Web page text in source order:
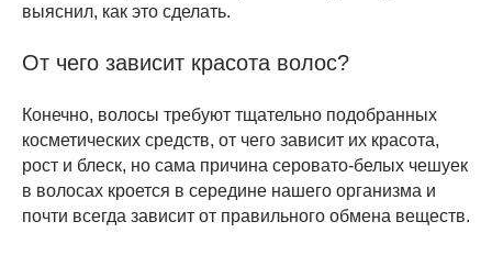
выяснил, как это сделать.
От чего зависит красота волос?
Конечно, волосы требуют тщательно подобранных
косметических средств, от чего зависит их красота,
рост и блеск, но сама причина серовато-белых чешуек
в волосах кроется в середине нашего организма и
почти всегда зависит от правильного обмена веществ.